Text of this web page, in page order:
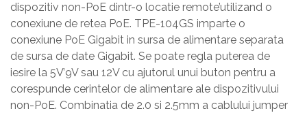
dispozitiv non-PoE dintr-o locatie remote’utilizand o
conexiune de retea PoE. TPE-104GS imparte o
conexiune PoE Gigabit in sursa de alimentare separata
de sursa de date Gigabit. Se poate regla puterea de
iesire la 5V’9V sau 12V cu ajutorul unui buton pentru a
corespunde cerintelor de alimentare ale dispozitivului
non-PoE. Combinatia de 2.0 si 2.5mm a cablului jumper